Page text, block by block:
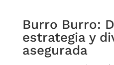
Burro Burro:
estrategia y
asegurada